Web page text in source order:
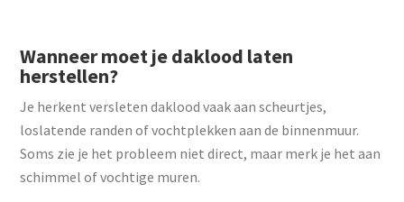
Wanneer moet je daklood laten
herstellen?
Je herkent versleten daklood vaak aan scheurtjes,
loslatende randen of vochtplekken aan de binnenmuur.
Soms zie je het probleem niet direct, maar merk je het aan
schimmel of vochtige muren.